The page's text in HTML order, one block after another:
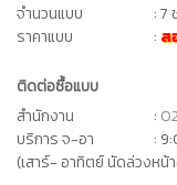
จำนวนแบบ
: 7
ราคาแบบ
: ส
ติดต่อซื้อแบบ
สำนักงาน
:
บริการ จ-อา
:
(เสาร์- อาทิตย์ นัดล่วงหน้